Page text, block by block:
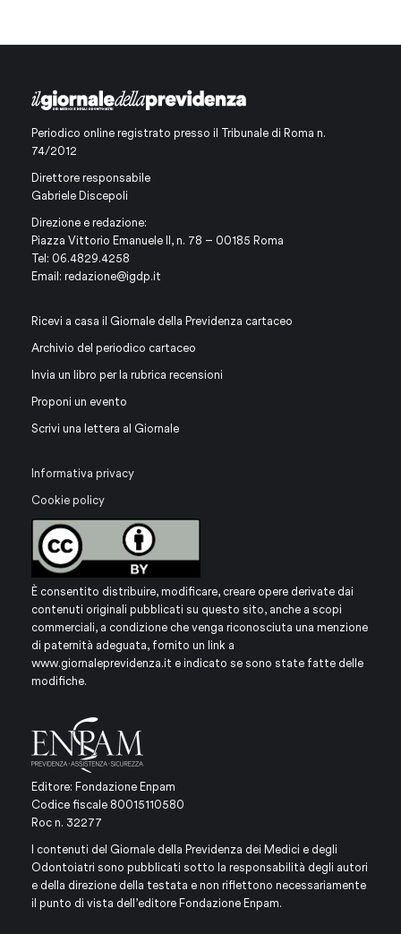
Periodico online registrato presso il Tribunale di Roma n.
74/2012
Direttore responsabile
Gabriele Discepoli
Direzione e redazione:
Piazza Vittorio Emanuele II, n. 78 – 00185 Roma
Tel: 06.4829.4258
Email: redazione@igdp.it
Ricevi a casa il Giornale della Previdenza cartaceo
Archivio del periodico cartaceo
Invia un libro per la rubrica recensioni
Proponi un evento
Scrivi una lettera al Giornale
Informativa privacy
Cookie policy
È consentito distribuire, modificare, creare opere derivate dai
contenuti originali pubblicati su questo sito, anche a scopi
commerciali, a condizione che venga riconosciuta una menzione
di paternità adeguata, fornito un link a
www.giornaleprevidenza.it e indicato se sono state fatte delle
modifiche.
Editore: Fondazione Enpam
Codice fiscale 80015110580
Roc n. 32277
I contenuti del Giornale della Previdenza dei Medici e degli
Odontoiatri sono pubblicati sotto la responsabilità degli autori
e della direzione della testata e non riflettono necessariamente
il punto di vista dell’editore Fondazione Enpam.